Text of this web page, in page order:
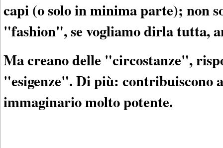
capi (o solo in minima parte); non
"fashion", se vogliamo dirla tutta,
Ma creano delle "circostanze",
"esigenze". Di più: contribuiscono
immaginario molto potente.